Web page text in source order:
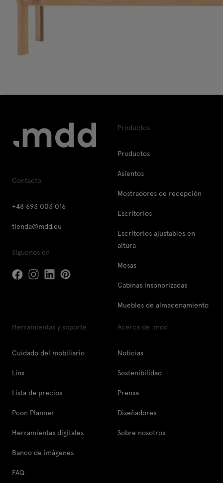
Contacto
+48 693 003 016
tienda@mdd.eu
Síguenos en
Productos
Productos
Asientos
Mostradores de recepción
Escritorios
Escritorios ajustables en
altura
Mesas
Cabinas insonorizadas
Muebles de almacenamiento
Herramientas y soporte
Cuidado del mobiliario
Linx
Lista de precios
Pcon Planner
Herramientas digitales
Banco de imágenes
FAQ
Acerca de .mdd
Noticias
Sostenibilidad
Prensa
Diseñadores
Sobre nosotros